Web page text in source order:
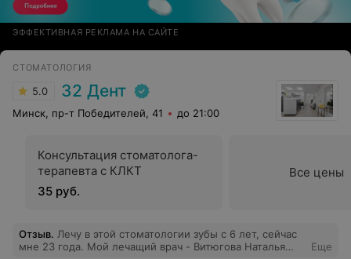
ЭФФЕКТИВНАЯ РЕКЛАМА НА САЙТЕ
СТОМАТОЛОГИЯ
5.0 32 Дент
Минск, пр-т Победителей, 41 до 21:00
Консультация стоматолога-
терапевта с КЛКТ
35 руб.
Все цены
Отзыв. Лечу в этой стоматологии зубы с 6 лет, сейчас
мне 23 года. Мой лечащий врач - Витюгова Наталья
Еще